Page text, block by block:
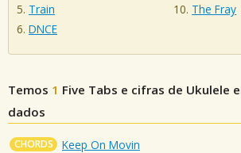
Train
DNCE
The Fray
Temos 1 Five Tabs e cifras de Ukulele
dados
CHORDS Keep On Movin